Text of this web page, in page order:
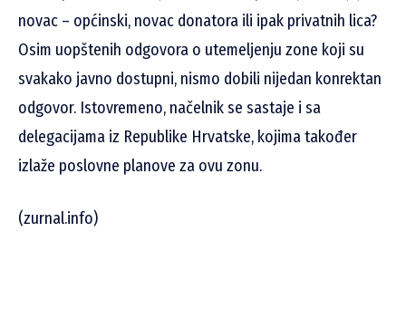
novac – općinski, novac donatora ili ipak privatnih lica?
Osim uopštenih odgovora o utemeljenju zone koji su
svakako javno dostupni, nismo dobili nijedan konrektan
odgovor. Istovremeno, načelnik se sastaje i sa
delegacijama iz Republike Hrvatske, kojima također
izlaže poslovne planove za ovu zonu.
(zurnal.info)